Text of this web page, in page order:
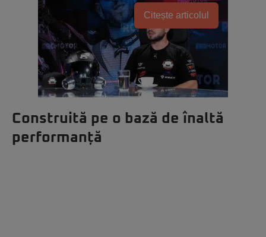
Citește articolul
Construită pe o bază de înaltă
performanță